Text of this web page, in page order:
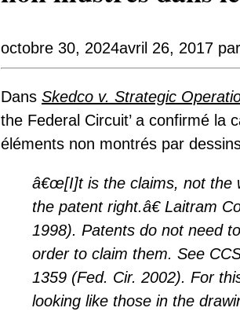
octobre 30, 2024avril 26, 2017 par
Dans Skedco v. Strategic
the Federal Circuit’ a confirmé la
éléments non montrés par
â€œ[I]t is the claims, not the
the patent right.â€ Laitram
1998). Patents do not need
order to claim them. See
1359 (Fed. Cir. 2002). For
looking like those in the